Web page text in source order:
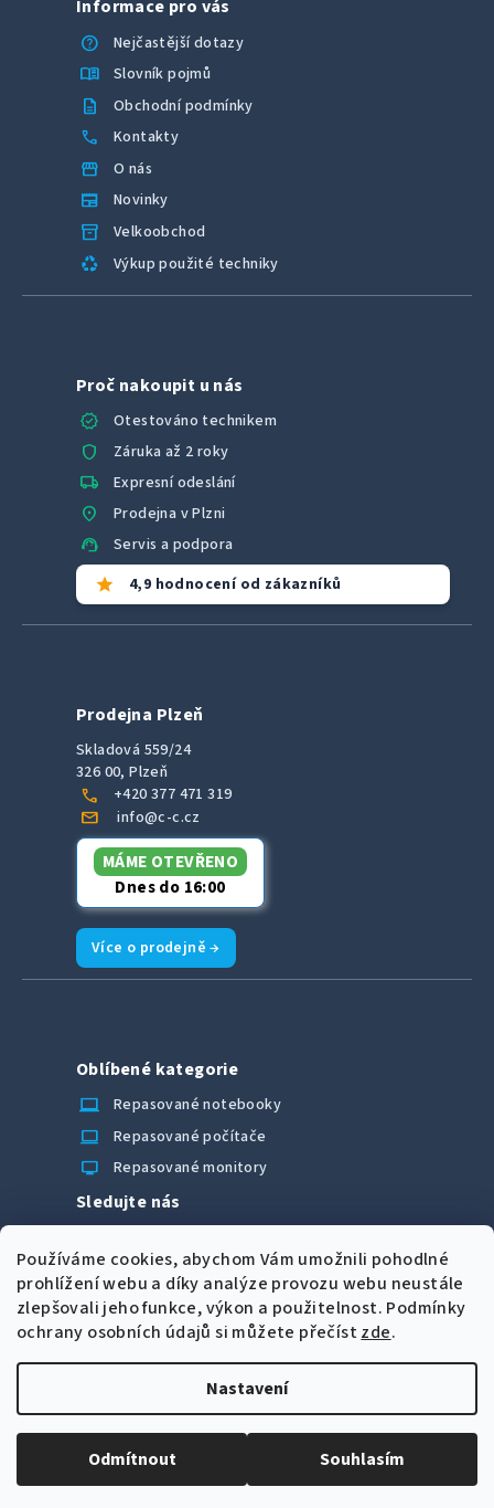
Používáme cookies, abychom Vám umožnili pohodlné
prohlížení webu a díky analýze provozu webu neustále
zlepšovali jeho funkce, výkon a použitelnost. Podmínky
ochrany osobních údajů si můžete přečíst zde.
Nastavení
Odmítnout Souhlasím
Informace pro vás
help
Nejčastější dotazy
menu_book Slovník pojmů
description Obchodní podmínky
call Kontakty
storefront O nás
newspaper Novinky
inventory_2 Velkoobchod
recycling Výkup použité techniky
Proč nakoupit u nás
verified
Otestováno technikem
shield Záruka až 2 roky
local_shipping Expresní odeslání
location_on Prodejna v Plzni
support_agent Servis a podpora
star 4,9 hodnocení od zákazníků
Prodejna Plzeň
Skladová 559/24
326 00, Plzeň
call +420 377 471 319
mail info@c-c.cz
MÁME OTEVŘENO
Dnes do 16:00
Více o prodejně →
Oblíbené kategorie
laptop_chromebook
Repasované notebooky
computer Repasované počítače
monitor Repasované monitory
Sledujte nás
Možnosti úhrady
Upravit nastavení cookies
Vytvořil Shoptet